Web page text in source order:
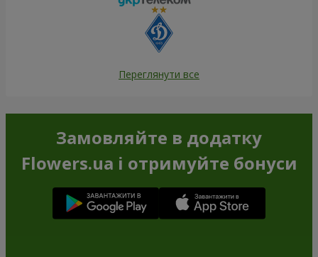
Переглянути все
Замовляйте в додатку
Flowers.ua і отримуйте бонуси